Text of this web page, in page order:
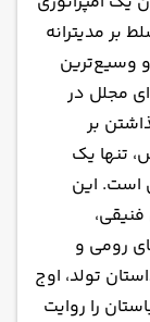
ها
بر مدیترانه
وسیع‌ترین
مجلل در
بر
تنها یک
است. این
رومی و
تولد، اوج
را روایت